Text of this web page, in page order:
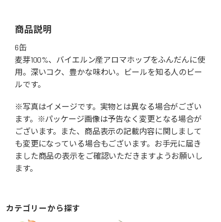
商品説明
6缶
麦芽100%、バイエルン産アロマホップをふんだんに使
用。深いコク、豊かな味わい。ビールを知る人のビー
ルです。
※写真はイメージです。実物とは異なる場合がござい
ます。※パッケージ画像は予告なく変更となる場合が
ございます。また、商品表示の記載内容に関しまして
も変更になっている場合もございます。お手元に届き
ました商品の表示をご確認いただきますようお願いし
ます。
カテゴリーから探す